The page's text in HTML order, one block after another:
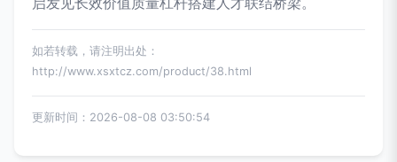
如若转载，请注明出处：
http://www.xsxtcz.com/product/38.html
更新时间：2026-08-08 03:50:54